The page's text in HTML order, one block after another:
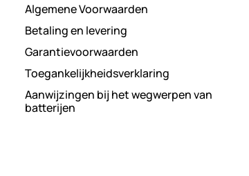
Algemene Voorwaarden
Betaling en levering
Garantievoorwaarden
Toegankelijkheidsverklaring
Aanwijzingen bij het wegwerpen van
batterijen